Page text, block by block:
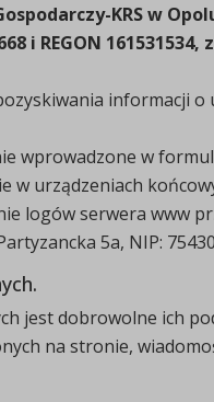
KRS w
i REGON
informacji
wprowadzone w
w urządzeniach
logów serwera www
5a, NIP:
jest dobrowolne ich
na stronie,